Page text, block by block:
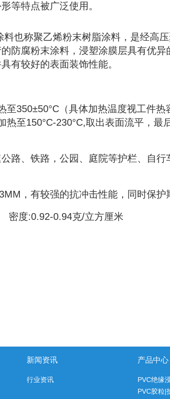
等特点被广泛使用。
称聚乙烯粉末树脂涂料，是经高压
防腐粉末涂料，浸塑涂膜层具有优
具有较好的表面装饰性能。
至350±50°C（具体加热温度视工件
至150°C-230°C,取出表面流平，最
路、铁路，公园、庭院等护栏、自
3MM，有较强的抗冲击性能，同时
密度:0.92-0.94克/立方厘米
新闻资讯
行业资讯
产品中心
PVC绝缘
PVC胶粒|